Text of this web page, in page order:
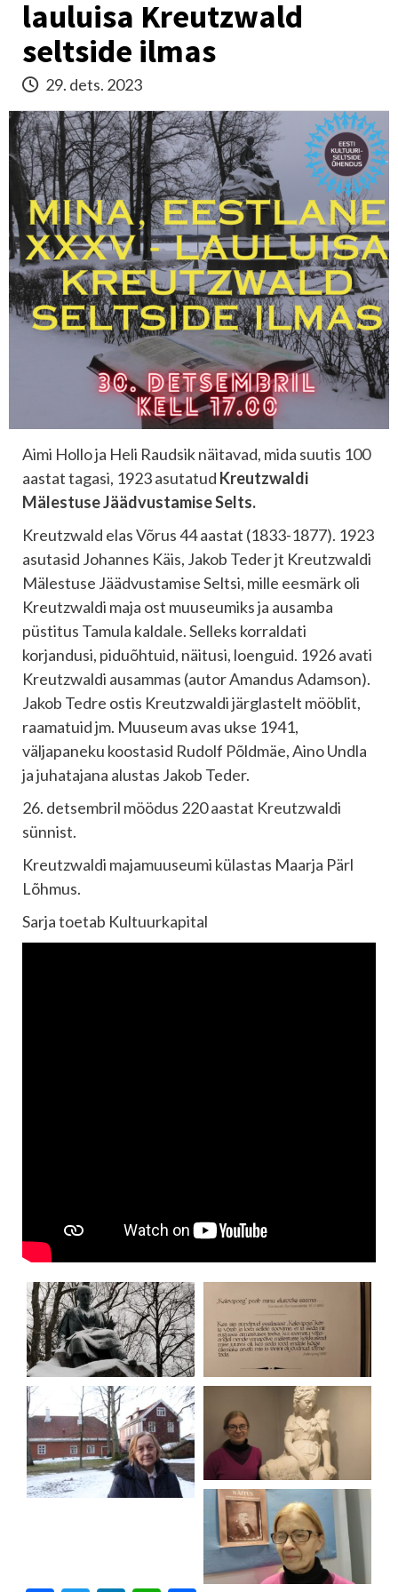
lauluisa Kreutzwald
seltside ilmas
29. dets. 2023
Aimi Hollo ja Heli Raudsik näitavad, mida suutis 100
aastat tagasi, 1923 asutatud Kreutzwaldi
Mälestuse Jäädvustamise Selts.
Kreutzwald elas Võrus 44 aastat (1833-1877). 1923
asutasid Johannes Käis, Jakob Teder jt Kreutzwaldi
Mälestuse Jäädvustamise Seltsi, mille eesmärk oli
Kreutzwaldi maja ost muuseumiks ja ausamba
püstitus Tamula kaldale. Selleks korraldati
korjandusi, piduõhtuid, näitusi, loenguid. 1926 avati
Kreutzwaldi ausammas (autor Amandus Adamson).
Jakob Tedre ostis Kreutzwaldi järglastelt mööblit,
raamatuid jm. Muuseum avas ukse 1941,
väljapaneku koostasid Rudolf Põldmäe, Aino Undla
ja juhatajana alustas Jakob Teder.
26. detsembril möödus 220 aastat Kreutzwaldi
sünnist.
Kreutzwaldi majamuuseumi külastas Maarja Pärl
Lõhmus.
Sarja toetab Kultuurkapital